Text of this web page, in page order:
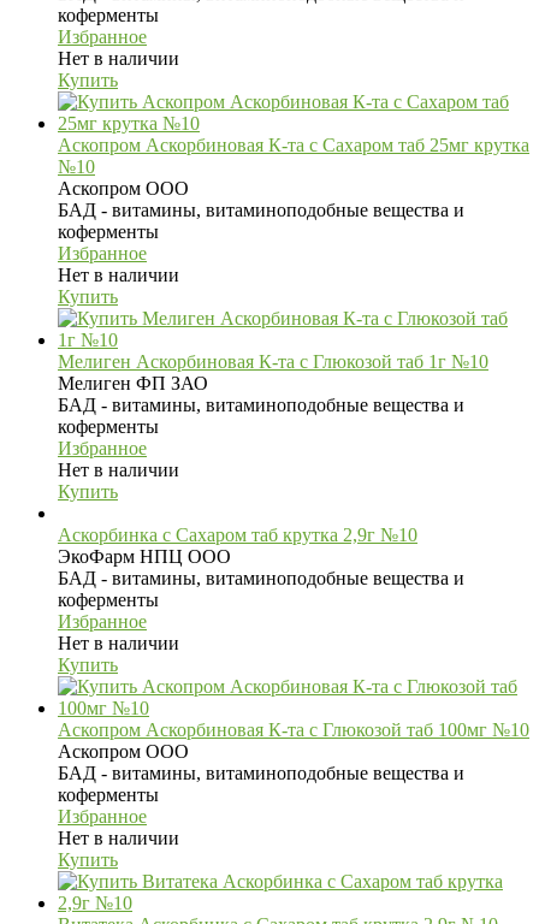
коферменты
Избранное
Нет в наличии
Купить
Аскопром Аскорбиновая К-та с Сахаром таб 25мг крутка
№10
Аскопром ООО
БАД - витамины, витаминоподобные вещества и
коферменты
Избранное
Нет в наличии
Купить
Мелиген Аскорбиновая К-та с Глюкозой таб 1г №10
Мелиген ФП ЗАО
БАД - витамины, витаминоподобные вещества и
коферменты
Избранное
Нет в наличии
Купить
Аскорбинка с Сахаром таб крутка 2,9г №10
ЭкоФарм НПЦ ООО
БАД - витамины, витаминоподобные вещества и
коферменты
Избранное
Нет в наличии
Купить
Аскопром Аскорбиновая К-та с Глюкозой таб 100мг №10
Аскопром ООО
БАД - витамины, витаминоподобные вещества и
коферменты
Избранное
Нет в наличии
Купить